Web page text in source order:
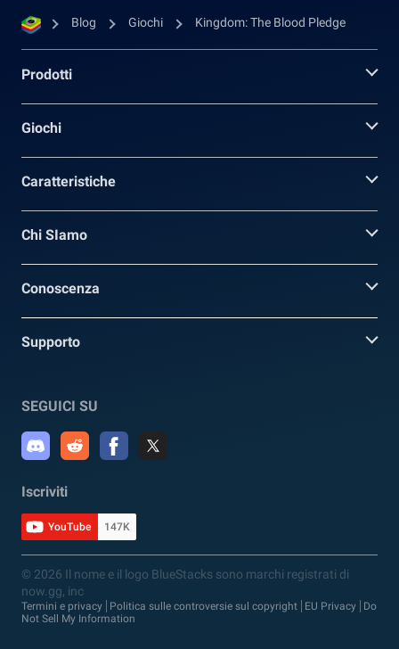
Blog Giochi Kingdom: The Blood Pledge
Prodotti
Giochi
Caratteristiche
Chi SIamo
Conoscenza
Supporto
SEGUICI SU
Iscriviti
YouTube 147K
© 2026 Il nome e il logo BlueStacks sono marchi registrati di
now.gg, inc
Termini e privacy Politica sulle controversie sul copyright EU Privacy
Do
Not Sell My Information